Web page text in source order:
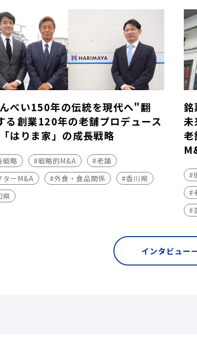
べい150年の伝統を現代へ"翻
――創業120年の老舗プロデュース
はりま家」の成長戦略
戦略 #戦略的M&A
#老舗
ターM&A
#外食・食品関係
#香川県
県
銘
未
老
#
#
#
インタビュー